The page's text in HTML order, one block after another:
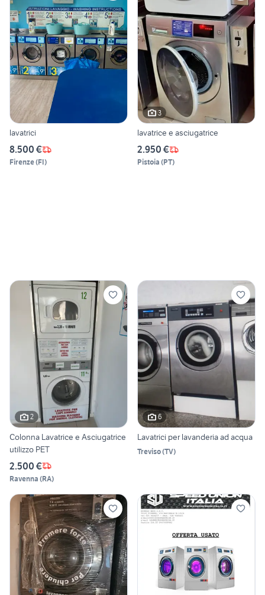
lavatrici
8.500 €
Firenze(FI)
3
lavatrice e asciugatrice
2.950 €
Pistoia (PT)
2
Colonna Lavatrice e Asciugatrice
utilizzo PET
2.500 €
Ravenna (RA)
6
Lavatrici per lavanderia ad acqua
Treviso(TV)